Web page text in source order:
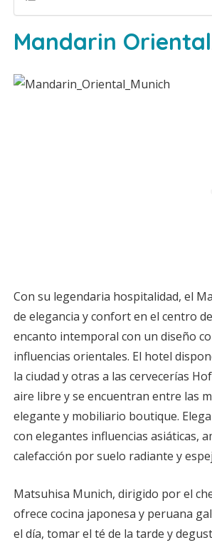
Mandarin Oriental
Con su legendaria hospitalidad, el
de elegancia y confort en el centro
encanto intemporal con un diseño
influencias orientales. El hotel
la ciudad y otras a las cervecerías
aire libre y se encuentran entre las
elegante y mobiliario boutique.
con elegantes influencias asiáticas,
calefacción por suelo radiante y
Matsuhisa Munich, dirigido por el
ofrece cocina japonesa y peruana
el día, tomar el té de la tarde y